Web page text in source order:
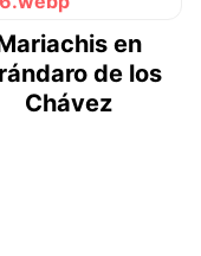
en
de los
Chávez